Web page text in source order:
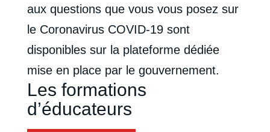
aux questions que vous vous posez sur
le Coronavirus COVID-19 sont
disponibles sur la plateforme dédiée
mise en place par le gouvernement.
Les formations
d’éducateurs